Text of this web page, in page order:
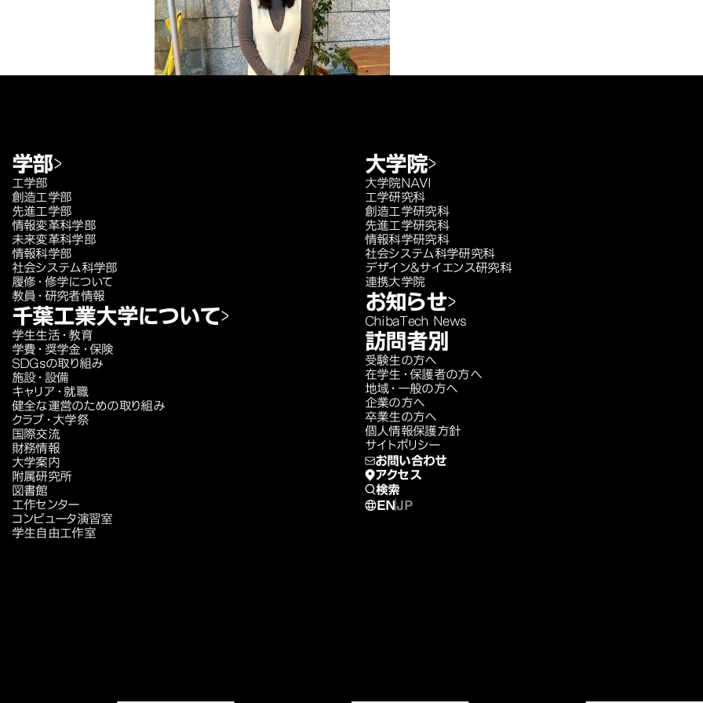
学部
工学部
創造工学部
先進工学部
情報変革科学部
未来変革科学部
情報科学部
社会システム科学部
履修・修学について
教員・研究者情報
千葉工業大学について
学生生活・教育
学費・奨学金・保険
SDGsの取り組み
施設・設備
キャリア・就職
健全な運営のための取り組み
クラブ・大学祭
国際交流
財務情報
大学案内
附属研究所
図書館
工作センター
コンピュータ演習室
学生自由工作室
大学院
大学院NAVI
工学研究科
創造工学研究科
先進工学研究科
情報科学研究科
社会システム科学研究科
デザイン＆サイエンス研究科
連携大学院
お知らせ
ChibaTech News
訪問者別
受験生の方へ
在学生・保護者の方へ
地域・一般の方へ
企業の方へ
卒業生の方へ
個人情報保護方針
サイトポリシー
お問い合わせ
アクセス
検索
EN JP